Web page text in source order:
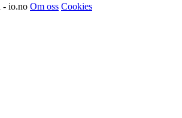
- io.no Om oss Cookies